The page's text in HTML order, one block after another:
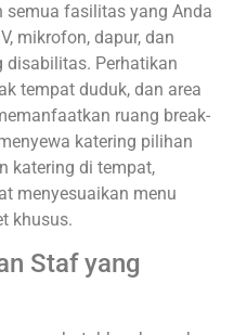
semua fasilitas yang Anda
mikrofon, dapur, dan
disabilitas. Perhatikan
tempat duduk, dan area
ruang break-
katering pilihan
katering di tempat,
menyesuaikan menu
khusus.
Staf yang